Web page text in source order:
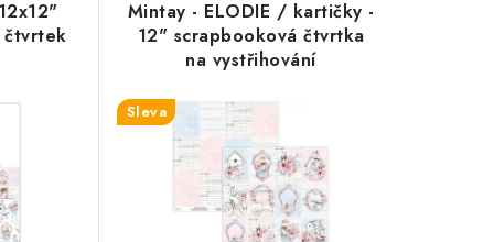
čtvrtek
Mintay - ELODIE / kartičky -
12" scrapbooková čtvrtka
na vystřihování
Sleva